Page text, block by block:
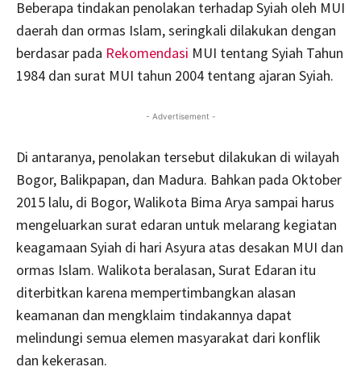
Beberapa tindakan penolakan terhadap Syiah oleh MUI
daerah dan ormas Islam, seringkali dilakukan dengan
berdasar pada Rekomendasi MUI tentang Syiah Tahun
1984 dan surat MUI tahun 2004 tentang ajaran Syiah.
- Advertisement -
Di antaranya, penolakan tersebut dilakukan di wilayah
Bogor, Balikpapan, dan Madura. Bahkan pada Oktober
2015 lalu, di Bogor, Walikota Bima Arya sampai harus
mengeluarkan surat edaran untuk melarang kegiatan
keagamaan Syiah di hari Asyura atas desakan MUI dan
ormas Islam. Walikota beralasan, Surat Edaran itu
diterbitkan karena mempertimbangkan alasan
keamanan dan mengklaim tindakannya dapat
melindungi semua elemen masyarakat dari konflik
dan kekerasan.